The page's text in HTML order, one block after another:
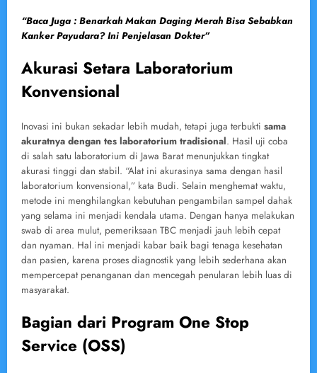
“Baca Juga : Benarkah Makan Daging Merah Bisa Sebabkan
Kanker Payudara? Ini Penjelasan Dokter”
Akurasi Setara Laboratorium
Konvensional
Inovasi ini bukan sekadar lebih mudah, tetapi juga terbukti sama
akuratnya dengan tes laboratorium tradisional. Hasil uji coba
di salah satu laboratorium di Jawa Barat menunjukkan tingkat
akurasi tinggi dan stabil. “Alat ini akurasinya sama dengan hasil
laboratorium konvensional,” kata Budi. Selain menghemat waktu,
metode ini menghilangkan kebutuhan pengambilan sampel dahak
yang selama ini menjadi kendala utama. Dengan hanya melakukan
swab di area mulut, pemeriksaan TBC menjadi jauh lebih cepat
dan nyaman. Hal ini menjadi kabar baik bagi tenaga kesehatan
dan pasien, karena proses diagnostik yang lebih sederhana akan
mempercepat penanganan dan mencegah penularan lebih luas di
masyarakat.
Bagian dari Program One Stop
Service (OSS)